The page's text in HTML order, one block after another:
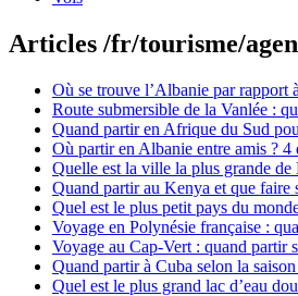
Articles /fr/tourisme/
Où se trouve l’Albanie par rapport
Route submersible de la Vanlée :
Quand partir en Afrique du Sud
Où partir en Albanie entre amis ? 4
Quelle est la ville la plus grande de
Quand partir au Kenya et que faire
Quel est le plus petit pays du
Voyage en Polynésie française :
Voyage au Cap-Vert : quand partir
Quand partir à Cuba selon la
Quel est le plus grand lac d’eau